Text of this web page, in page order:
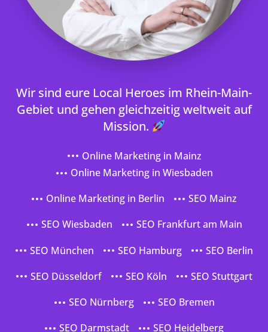
Wir sind eure Local Heroes im Rhein-Main-
Gebiet und gehen gleichzeitig weltweit auf
Mission.
Online Marketing in Mainz
Online Marketing in Wiesbaden
Online Marketing in Berlin
SEO Mainz
SEO Wiesbaden
SEO Frankfurt am Main
SEO München
SEO Hamburg
SEO Berlin
SEO Düsseldorf
SEO Köln
SEO Stuttgart
SEO Nürnberg
SEO Bremen
SEO Darmstadt
SEO Heidelberg